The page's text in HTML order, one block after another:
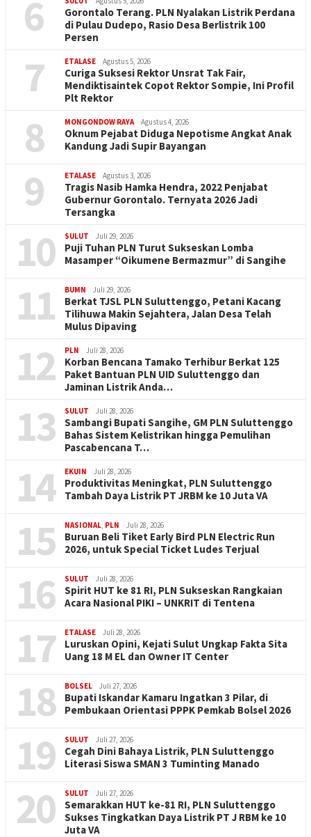
6
Gorontalo Terang. PLN Nyalakan Listrik Perdana
di Pulau Dudepo, Rasio Desa Berlistrik 100
Persen
7 ETALASE Agustus 5, 2026
Curiga Suksesi Rektor Unsrat Tak Fair,
Mendiktisaintek Copot Rektor Sompie, Ini Profil
Plt Rektor
8 MONGONDOW RAYA Agustus 4, 2026
Oknum Pejabat Diduga Nepotisme Angkat Anak
Kandung Jadi Supir Bayangan
9 ETALASE Agustus 3, 2026
Tragis Nasib Hamka Hendra, 2022 Penjabat
Gubernur Gorontalo. Ternyata 2026 Jadi
Tersangka
10 SULUT Juli 29, 2026
Puji Tuhan PLN Turut Sukseskan Lomba
Masamper “Oikumene Bermazmur” di Sangihe
11 BUMN Juli 29, 2026
Berkat TJSL PLN Suluttenggo, Petani Kacang
Tilihuwa Makin Sejahtera, Jalan Desa Telah
Mulus Dipaving
12 PLN Juli 28, 2026
Korban Bencana Tamako Terhibur Berkat 125
Paket Bantuan PLN UID Suluttenggo dan
Jaminan Listrik Anda…
13 SULUT Juli 28, 2026
Sambangi Bupati Sangihe, GM PLN Suluttenggo
Bahas Sistem Kelistrikan hingga Pemulihan
Pascabencana T…
14 EKUIN Juli 28, 2026
Produktivitas Meningkat, PLN Suluttenggo
Tambah Daya Listrik PT JRBM ke 10 Juta VA
15 NASIONAL PLN Juli 28, 2026
Buruan Beli Tiket Early Bird PLN Electric Run
2026, untuk Special Ticket Ludes Terjual
16 SULUT Juli 28, 2026
Spirit HUT ke 81 RI, PLN Sukseskan Rangkaian
Acara Nasional PIKI – UNKRIT di Tentena
17 ETALASE Juli 28, 2026
Luruskan Opini, Kejati Sulut Ungkap Fakta Sita
Uang 18 M EL dan Owner IT Center
18 BOLSEL Juli 27, 2026
Bupati Iskandar Kamaru Ingatkan 3 Pilar, di
Pembukaan Orientasi PPPK Pemkab Bolsel 2026
19 SULUT Juli 27, 2026
Cegah Dini Bahaya Listrik, PLN Suluttenggo
Literasi Siswa SMAN 3 Tuminting Manado
20 SULUT Juli 27, 2026
Semarakkan HUT ke-81 RI, PLN Suluttenggo
Sukses Tingkatkan Daya Listrik PT J RBM ke 10
Juta VA